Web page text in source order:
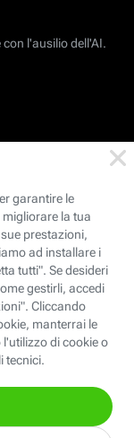
con l'ausilio dell'AI.